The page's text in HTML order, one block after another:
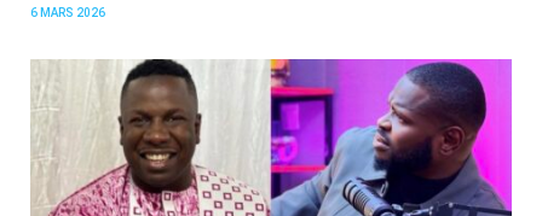
6 MARS 2026